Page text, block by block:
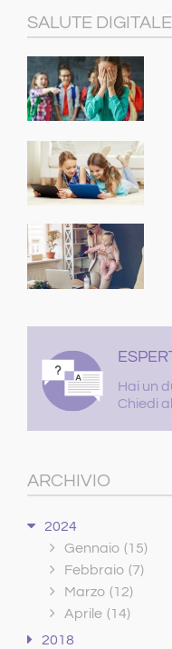
SALUTE DIGITALE
Hai un
Chiedi
ARCHIVIO
2024
Gennaio (15)
Febbraio (7)
Marzo (12)
Aprile (14)
2018